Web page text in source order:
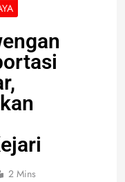
2 Mins